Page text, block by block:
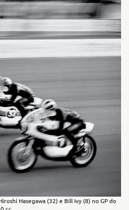
Hasegawa (32) e Bill Ivy (8) no GP do
cc.